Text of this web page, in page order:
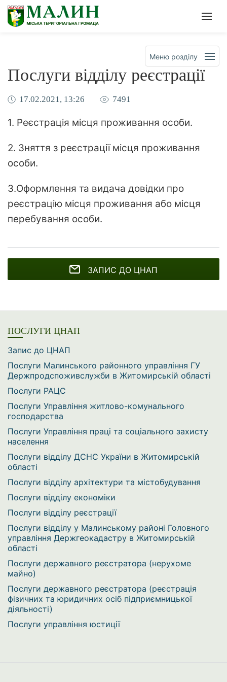
Офіційна сторінка
Меню розділу
Послуги відділу реєстрації
17.02.2021, 13:26 7491
1. Реєстрація місця проживання особи.
2. Зняття з реєстрації місця проживання
особи.
3.Оформлення та видача довідки про
реєстрацію місця проживання або місця
перебування особи.
ЗАПИС ДО ЦНАП
ПОСЛУГИ ЦНАП
Запис до ЦНАП
Послуги Малинського районного управління ГУ
Держпродспоживслужби в Житомирській області
Послуги РАЦС
Послуги Управління житлово-комунального
господарства
Послуги Управління праці та соціального захисту
населення
Послуги відділу ДСНС України в Житомирській
області
Послуги відділу архітектури та містобудування
Послуги відділу економіки
Послуги відділу реєстрації
Послуги відділу у Малинському районі Головного
управління Держгеокадастру в Житомирській
області
Послуги державного реєстратора (нерухоме
майно)
Послуги державного реєстратора (реєстрація
фізичних та юридичних осіб підприємницької
діяльності)
Послуги управління юстиції